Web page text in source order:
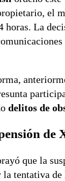
el
horas. La
delitos de
de
que la
la tentativa